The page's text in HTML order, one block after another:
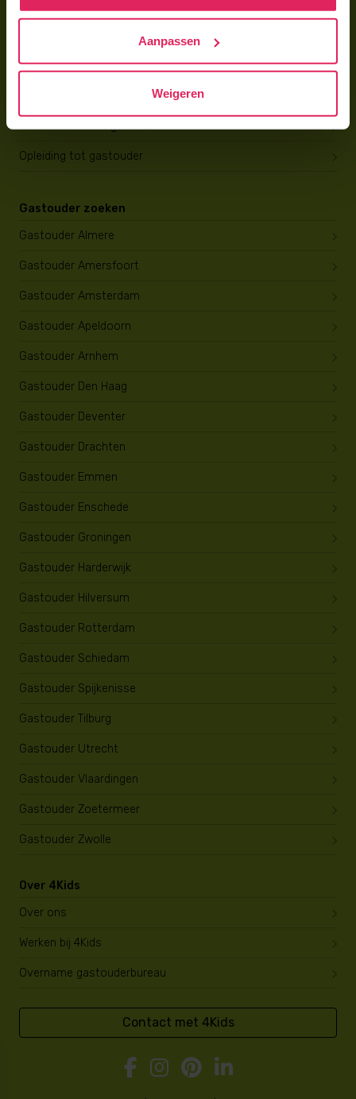
Aanpassen
Weigeren
Trainingen & cursussen
Gastouder worden
Wat verdient een gastouder?
Opleiding tot gastouder
Gastouder zoeken
Gastouder Almere
Gastouder Amersfoort
Gastouder Amsterdam
Gastouder Apeldoorn
Gastouder Arnhem
Gastouder Den Haag
Gastouder Deventer
Gastouder Drachten
Gastouder Emmen
Gastouder Enschede
Gastouder Groningen
Gastouder Harderwijk
Gastouder Hilversum
Gastouder Rotterdam
Gastouder Schiedam
Gastouder Spijkenisse
Gastouder Tilburg
Gastouder Utrecht
Gastouder Vlaardingen
Gastouder Zoetermeer
Gastouder Zwolle
Over 4Kids
Over ons
Werken bij 4Kids
Overname gastouderbureau
Contact met 4Kids